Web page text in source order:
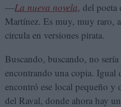
—La nueva novela, del
Martínez. Es muy, muy raro,
circula en versiones pirata.
Buscando, buscando, no
encontrando una copia. Igual
encontró ese local pequeño y
del Raval, donde ahora hay